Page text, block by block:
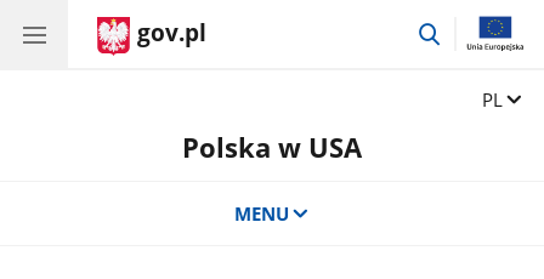
gov.pl
przejdź
Zmień
PL
Polska w USA
MENU